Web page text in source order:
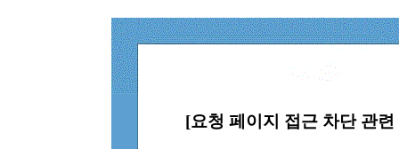
[요청 페이지 접근 차단 관